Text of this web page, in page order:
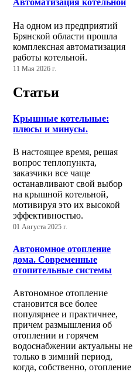
Автоматизация котельной
На одном из предприятий
Брянской области прошла
комплексная автоматизация
работы котельной.
11 Мая 2026 г.
Статьи
Крышные котельные:
плюсы и минусы.
В настоящее время, решая
вопрос теплопункта,
заказчики все чаще
останавливают свой выбор
на крышной котельной,
мотивируя это их высокой
эффективностью.
01 Августа 2025 г.
Автономное отопление
дома. Современные
отопительные системы
Автономное отопление
становится все более
популярнее и практичнее,
причем размышления об
отоплении и горячем
водоснабжении актуальны не
только в зимний период,
когда, собственно, отопление